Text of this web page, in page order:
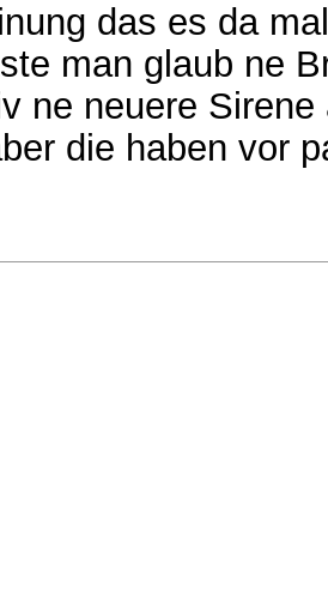
das es da
man glaub ne
ne neuere
die haben vor